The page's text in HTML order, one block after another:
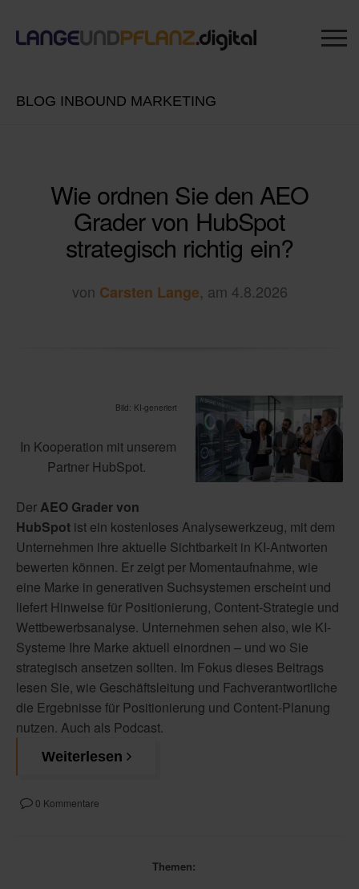
BLOG INBOUND MARKETING
Wie ordnen Sie den AEO
Grader von HubSpot
strategisch richtig ein?
von Carsten Lange, am 4.8.2026
Bild: KI-generiert
In Kooperation mit unserem
Partner HubSpot.
Der AEO Grader von
HubSpot ist ein kostenloses Analysewerkzeug, mit dem
Unternehmen ihre aktuelle Sichtbarkeit in KI-Antworten
bewerten können. Er zeigt per Momentaufnahme, wie
eine Marke in generativen Suchsystemen erscheint und
liefert Hinweise für Positionierung, Content-Strategie und
Wettbewerbsanalyse. Unternehmen sehen also, wie KI-
Systeme Ihre Marke aktuell einordnen – und wo Sie
strategisch ansetzen sollten. Im Fokus dieses Beitrags
lesen Sie, wie Geschäftsleitung und Fachverantwortliche
die Ergebnisse für Positionierung und Content-Planung
nutzen. Auch als Podcast.
Weiterlesen
0 Kommentare
Themen: